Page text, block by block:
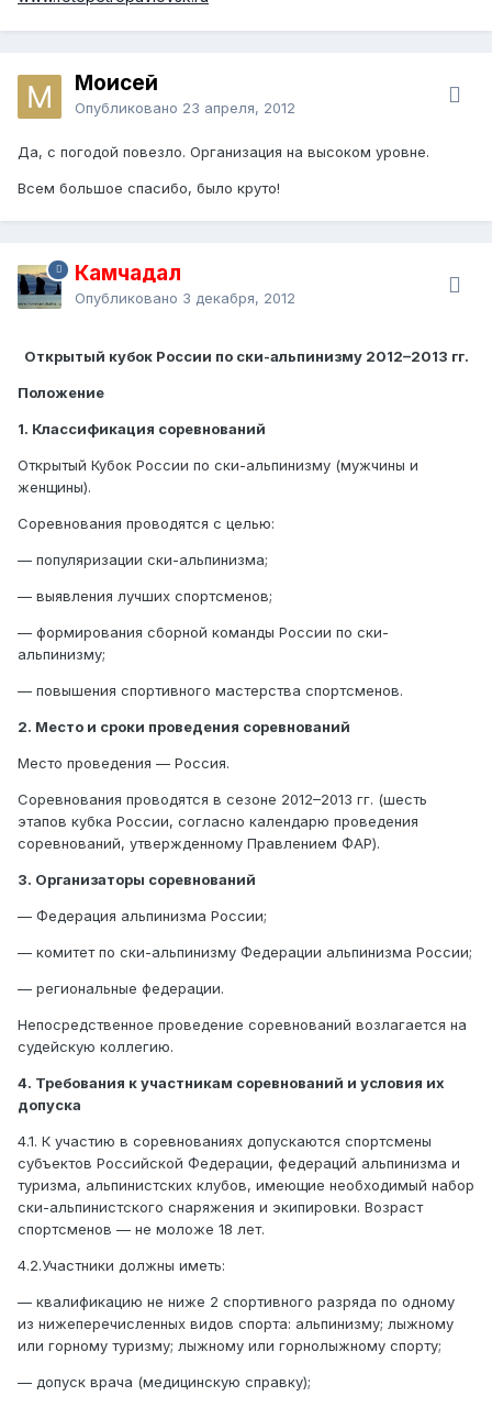
Моисей
Опубликовано 23 апреля, 2012
Да, с погодой повезло. Организация на высоком уровне.
Всем большое спасибо, было круто!
Камчадал
Опубликовано 3 декабря, 2012
Открытый кубок России по ски-альпинизму 2012–2013 гг.
Положение
1. Классификация соревнований
Открытый Кубок России по ски-альпинизму (мужчины и
женщины).
Соревнования проводятся с целью:
— популяризации ски-альпинизма;
— выявления лучших спортсменов;
— формирования сборной команды России по ски-
альпинизму;
— повышения спортивного мастерства спортсменов.
2. Место и сроки проведения соревнований
Место проведения — Россия.
Соревнования проводятся в сезоне 2012–2013 гг. (шесть
этапов кубка России, согласно календарю проведения
соревнований, утвержденному Правлением ФАР).
3. Организаторы соревнований
— Федерация альпинизма России;
— комитет по ски-альпинизму Федерации альпинизма России;
— региональные федерации.
Непосредственное проведение соревнований возлагается на
судейскую коллегию.
4. Требования к участникам соревнований и условия их
допуска
4.1. К участию в соревнованиях допускаются спортсмены
субъектов Российской Федерации, федераций альпинизма и
туризма, альпинистских клубов, имеющие необходимый набор
ски-альпинистского снаряжения и экипировки. Возраст
спортсменов — не моложе 18 лет.
4.2.Участники должны иметь:
— квалификацию не ниже 2 спортивного разряда по одному
из нижеперечисленных видов спорта: альпинизму; лыжному
или горному туризму; лыжному или горнолыжному спорту;
— допуск врача (медицинскую справку);